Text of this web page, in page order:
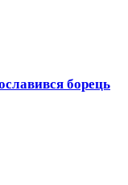
борець